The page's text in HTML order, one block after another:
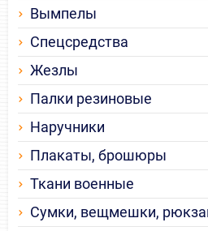
Вымпелы
Спецсредства
Жезлы
Палки резиновые
Наручники
Плакаты, брошюры
Ткани военные
Сумки, вещмешки,